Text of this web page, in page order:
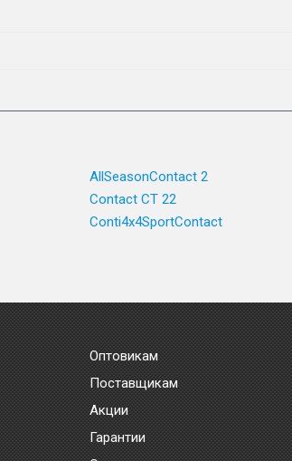
AllSeasonContact 2
Contact CT 22
Conti4x4SportContact
Оптовикам
Поставщикам
Акции
Гарантии